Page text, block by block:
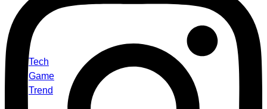
Tech
Game
Trend